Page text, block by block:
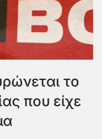
το
που είχε